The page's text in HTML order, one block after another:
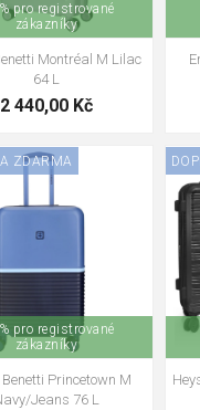
klíčem bez
nádražích i v
malé, střední i
nabídce snadno
pro registrované
zákazníky
Montréal M Lilac
64 L
2 440,00 Kč
ZDARMA
pro registrované
zákazníky
Benetti Princetown M
Jeans 76 L